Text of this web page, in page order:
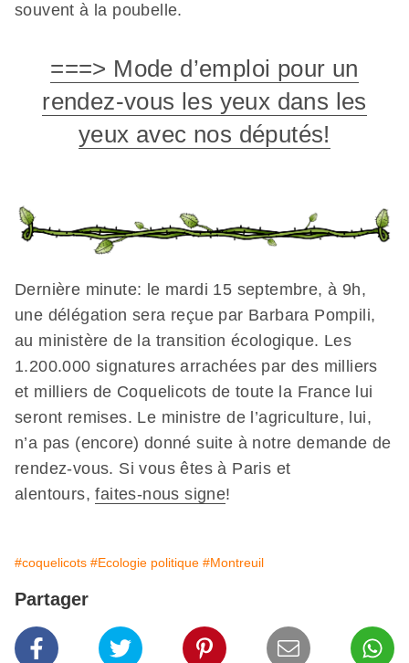
souvent à la poubelle.
===> Mode d’emploi pour un
rendez-vous les yeux dans les
yeux avec nos députés!
Dernière minute: le mardi 15 septembre, à 9h,
une délégation sera reçue par Barbara Pompili,
au ministère de la transition écologique. Les
1.200.000 signatures arrachées par des milliers
et milliers de Coquelicots de toute la France lui
seront remises. Le ministre de l’agriculture, lui,
n’a pas (encore) donné suite à notre demande de
rendez-vous. Si vous êtes à Paris et
alentours, faites-nous signe!
#coquelicots #Ecologie politique #Montreuil
Partager